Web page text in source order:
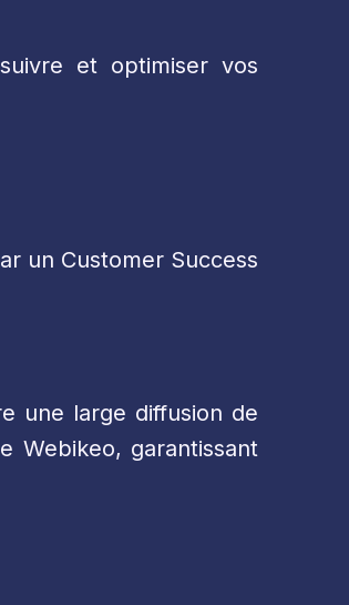
et optimiser vos
un Customer Success
une large diffusion de
Webikeo, garantissant